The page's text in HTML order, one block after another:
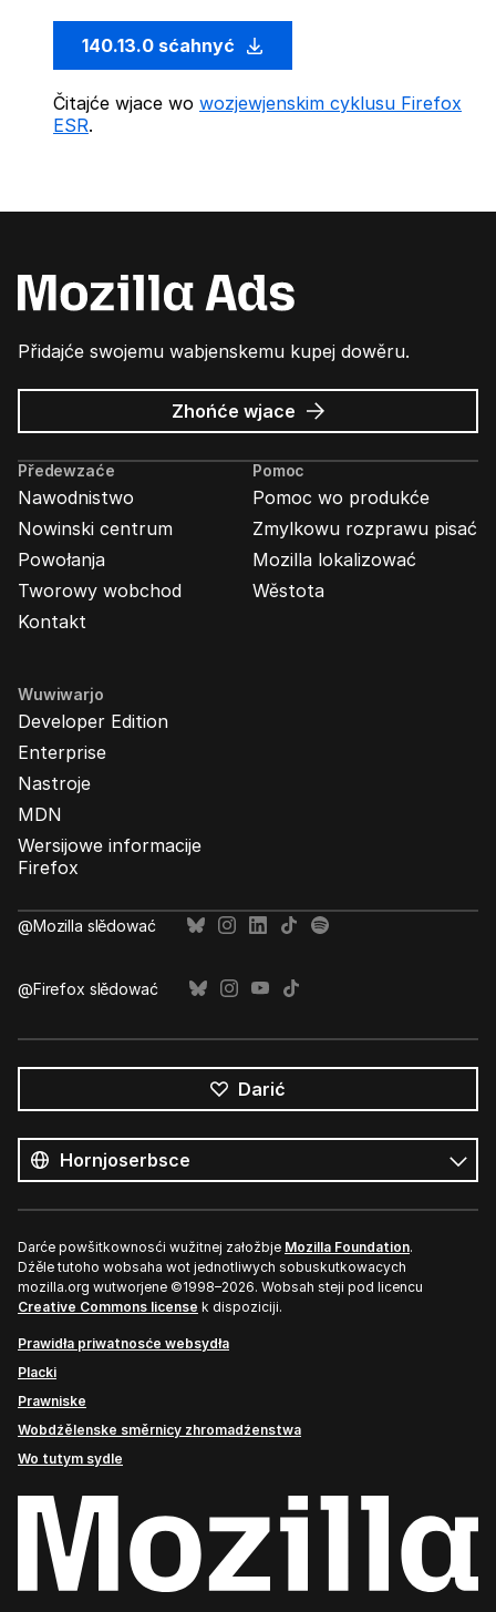
140.13.0 sćahnyć
Čitajće wjace wo wozjewjenskim cyklusu Firefox
ESR.
Přidajće swojemu wabjenskemu kupej dowěru.
Zhońće wjace wo
Wabjenje
Mozilla
Předewzaće
Nawodnistwo
Nowinski centrum
Powołanja
Tworowy wobchod
Kontakt
Pomoc
Pomoc wo produkće
Zmylkowu rozprawu pisać
Mozilla lokalizować
Wěstota
Wuwiwarjo
Developer Edition
Enterprise
Nastroje
MDN
Wersijowe informacije
Firefox
@Mozilla slědować
@Firefox slědować
Darić
rěče
Rěč
Darće powšitkownosći wužitnej załožbje Mozilla Foundation.
Dźěle tutoho wobsaha wot jednotliwych sobuskutkowacych
mozilla.org wutworjene ©1998–2026. Wobsah steji pod licencu
Creative Commons license k dispoziciji.
Prawidła priwatnosće websydła
Placki
Prawniske
Wobdźělenske směrnicy zhromadźenstwa
Wo tutym sydle